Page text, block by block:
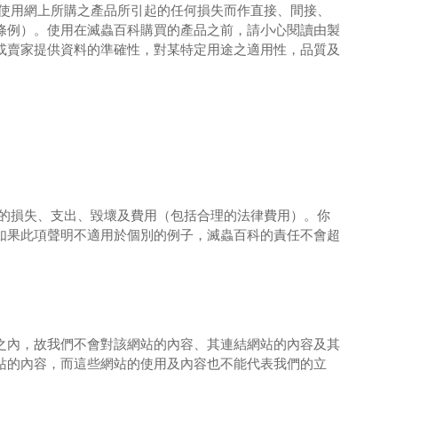
用網上所購之產品所引起的任何損失而作直接、間接、
例）。使用在滅蟲百科購買的產品之前，請小心閱讀由製
家提供資料的準確性，對某特定用途之適用性，品質及
損失、支出、毀壞及費用（包括合理的法律費用）。你
此項聲明不適用於個別的例子， 滅蟲百科的責任不會超
，故我們不會對該網站的內容、其連結網站的內容及其
內容，而這些網站的使用及內容也不能代表我們的立